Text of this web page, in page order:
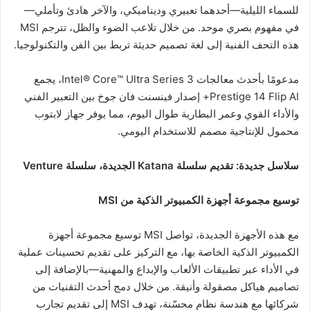
للسماء الليلية—أحدهما تعبيري وديناميكي، والآخر هادئ وتأملي—
في مفهوم بصري موحد. من خلال تلاعب الضوء والظل، تترجم MSI
هذه التحف الفنية إلى لغة تصميم حديثة تربط بين الفن والتكنولوجيا.
مدعومًا بأحدث معالجات Intel® Core™ Ultra Series 3، يجمع
Prestige 14 Flip AI+ إصدار فينسنت فان جوخ بين التعبير الفني
والأداء القوي وعمر البطارية طوال اليوم، مما يوفر جهاز لابتوب
محمول للإنتاجية مصمم للاستخدام اليومي.
سلاسل جديدة: تقديم سلسلة Katana الجديدة، سلسلة Venture
توسيع مجموعة أجهزة الكمبيوتر الذكية من MSI
مع هذه الأجهزة الجديدة، تواصل MSI توسيع مجموعة أجهزة
الكمبيوتر الذكية الخاصة بها، مع التركيز على تقديم تحسينات عملية
في الأداء عبر تطبيقات الألعاب والإبداع والمهنية—بالإضافة إلى
تصاميم هياكل مصقولة وأنيقة. من خلال دمج أحدث التقنيات من
شركائها مع هندسة نظام محسّنة، تهدف MSI إلى تقديم تجارب